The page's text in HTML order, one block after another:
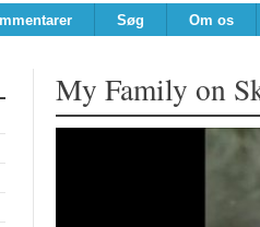
Søg Om os
My Family on